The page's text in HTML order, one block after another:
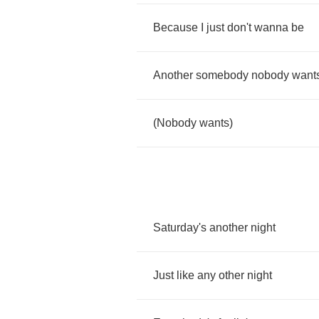
Because just don't wanna be
Another somebody nobody
(Nobody wants)
Saturday's another night
Just like any other night